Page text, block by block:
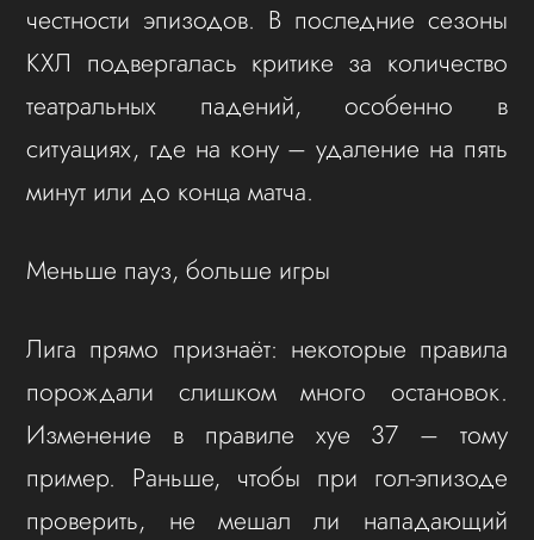
честности эпизодов. В последние сезоны
КХЛ подвергалась критике за количество
театральных падений, особенно в
ситуациях, где на кону – удаление на пять
минут или до конца матча.
Меньше пауз, больше игры
Лига прямо признаёт: некоторые правила
порождали слишком много остановок.
Изменение в правиле хуе 37 – тому
пример. Раньше, чтобы при гол-эпизоде
проверить, не мешал ли нападающий